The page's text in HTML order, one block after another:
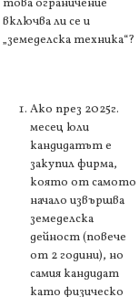
това ограничение
включва ли се и
„земеделска техника“?
Ако през 2025г.
месец юли
кандидатът е
закупил фирма,
която от самото
начало извършва
земеделска
дейност (повече
от 2 години), но
самия кандидат
като физическо